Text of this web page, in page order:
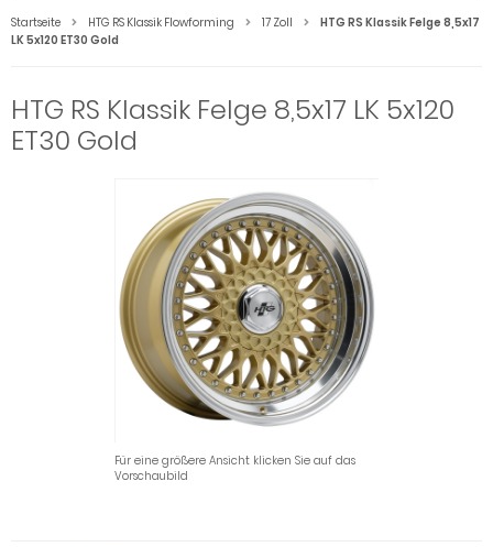
Startseite HTG RS Klassik Flowforming 17 Zoll
HTG RS Klassik Felge 8,5x17
LK 5x120 ET30 Gold
HTG RS Klassik Felge 8,5x17 LK 5x120
ET30 Gold
Für eine größere Ansicht klicken Sie auf das
Vorschaubild